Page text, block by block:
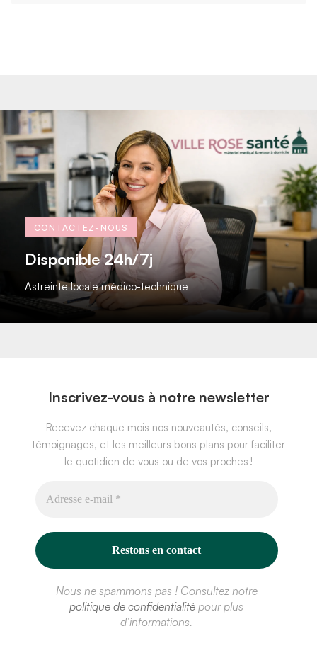
CONTACTEZ-NOUS
Disponible 24h/7j​
Astreinte locale médico-technique
Inscrivez-vous à notre newsletter
Recevez chaque mois nos nouveautés, conseils,
témoignages, et les meilleurs bons plans pour faciliter
le quotidien de vous ou de vos proches !
Nous ne spammons pas ! Consultez notre
politique de confidentialité pour plus
d’informations.